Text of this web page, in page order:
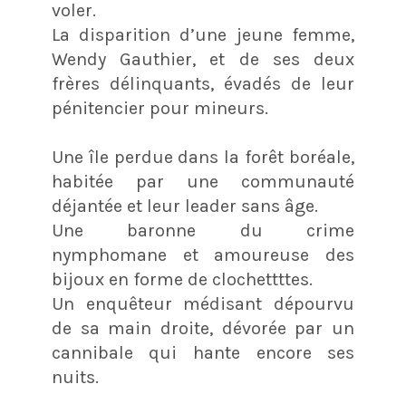
voler.
La disparition d’une jeune femme,
Wendy Gauthier, et de ses deux
frères délinquants, évadés de leur
pénitencier pour mineurs.
Une île perdue dans la forêt boréale,
habitée par une communauté
déjantée et leur leader sans âge.
Une baronne du crime
nymphomane et amoureuse des
bijoux en forme de clochettttes.
Un enquêteur médisant dépourvu
de sa main droite, dévorée par un
cannibale qui hante encore ses
nuits.